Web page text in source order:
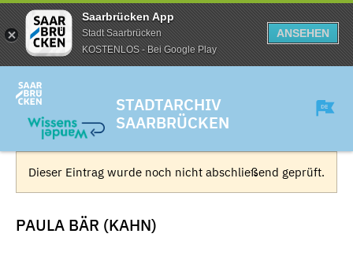
Saarbrücken App
Stadt Saarbrücken
KOSTENLOS - Bei Google Play
ANSEHEN
STADTARCHIV
SAARBRÜCKEN
Dieser Eintrag wurde noch nicht abschließend geprüft.
PAULA BÄR (KAHN)